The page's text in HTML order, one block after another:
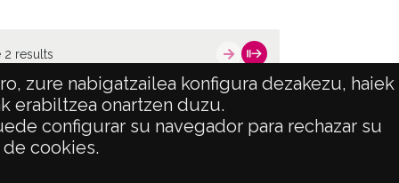
zure nabigatzailea konfigura dezakezu, haiek
erabiltzea onartzen duzu.
configurar su navegador para rechazar su
cookies.
2 results
ATENCIÓN CIUDADANA